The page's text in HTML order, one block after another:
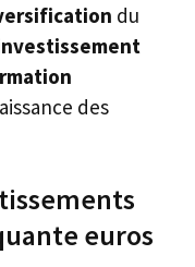
du
des
euros